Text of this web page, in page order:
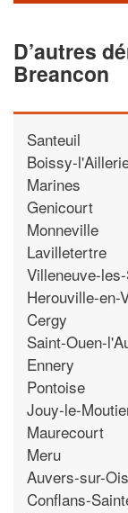
D’autres
Breancon
Santeuil
Boissy-
Marines
Genicourt
Monneville
Lavilletertre
Villeneuve-
Herouville-en-
Cergy
Saint-Ouen-
Ennery
Pontoise
Jouy-le-
Maurecourt
Meru
Auvers-sur-
Conflans-